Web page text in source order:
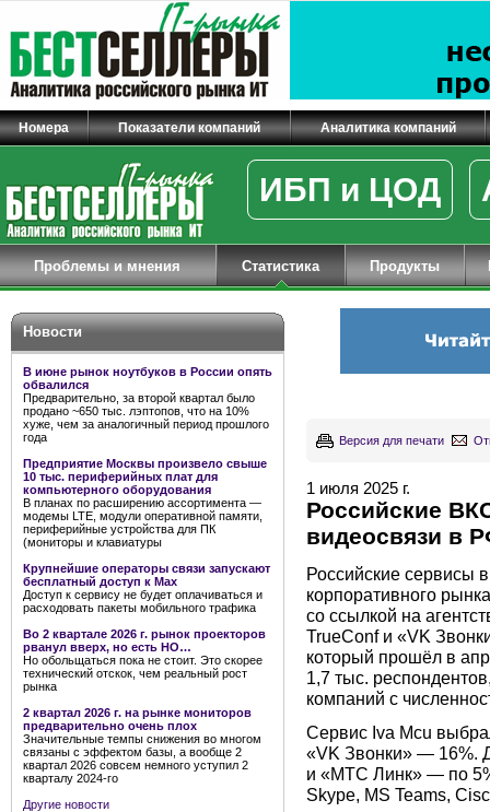
Номера Показатели компаний Аналитика компаний
ИБП и ЦОД
Проблемы и мнения Статистика Продукты
Новости
В июне рынок ноутбуков в России опять
обвалился
Предварительно, за второй квартал было
продано ~650 тыс. лэптопов, что на 10%
хуже, чем за аналогичный период прошлого
года
Предприятие Москвы произвело свыше
10 тыс. периферийных плат для
компьютерного оборудования
В планах по расширению ассортимента —
модемы LTE, модули оперативной памяти,
периферийные устройства для ПК
(мониторы и клавиатуры
Крупнейшие операторы связи запускают
бесплатный доступ к Мах
Доступ к сервису не будет оплачиваться и
расходовать пакеты мобильного трафика
Во 2 квартале 2026 г. рынок проекторов
рванул вверх, но есть НО…
Но обольщаться пока не стоит. Это скорее
технический отскок, чем реальный рост
рынка
2 квартал 2026 г. на рынке мониторов
предварительно очень плох
Значительные темпы снижения во многом
связаны с эффектом базы, а вообще 2
квартал 2026 совсем немного уступил 2
кварталу 2024-го
Другие новости
Версия для печати
1 июля 2025 г.
Российские
видеосвязи в
Российские сервисы
корпоративного
со ссылкой на
TrueConf и «VK
который прошёл в
1,7 тыс.
компаний с
Сервис Iva Mcu
«VK Звонки» — 16%.
и «МТС Линк» — по
Skype, MS Teams,